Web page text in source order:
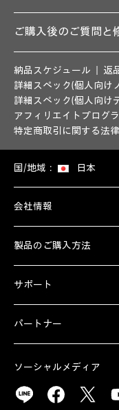
ご購入後のご質問と
納品スケジュール
返
詳細スペック(個人向け
詳細スペック(個人向け
アフィリエイトプログ
特定商取引に関する法
国/地域： 日本
会社情報
製品のご購入方法
サポート
パートナー
ソーシャルメディア